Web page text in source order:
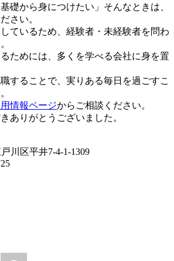
礎から身につけたい」そんなときは、
さい。
ているため、経験者・未経験者を問わ
ためには、多くを学べる会社に身を置
することで、実りある毎日を過ごすこ
情報ページからご相談ください。
ありがとうございました。
川区平井7-4-1-1309